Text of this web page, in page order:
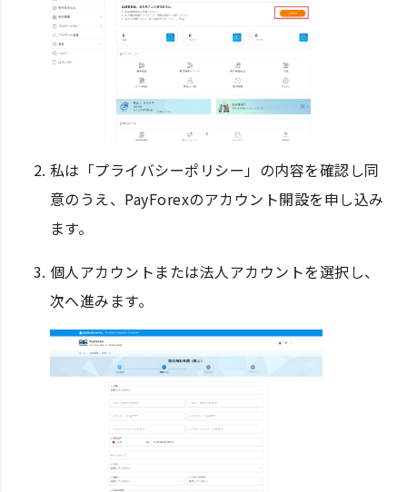
私は「プライバシーポリシー」の内容を確認し同
意のうえ、PayForexのアカウント開設を申し込み
ます。
個人アカウントまたは法人アカウントを選択し、
次へ進みます。